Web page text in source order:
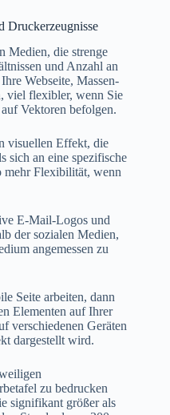
Druckerzeugnisse
Medien, die strenge
und Anzahl an
Webseite, Massen-
viel flexibler, wenn Sie
Vektoren befolgen.
visuellen Effekt, die
sich an eine spezifische
mehr Flexibilität, wenn
E-Mail-Logos und
der sozialen Medien,
angemessen zu
Seite arbeiten, dann
Elementen auf Ihrer
verschiedenen Geräten
dargestellt wird.
zu bedrucken
signifikant größer als